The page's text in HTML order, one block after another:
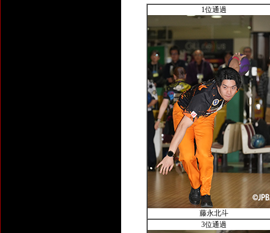
1位通過
藤永北斗
3位通過